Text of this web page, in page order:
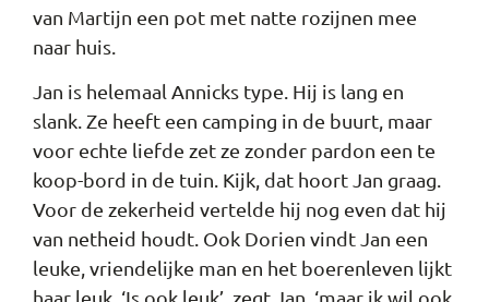
van Martijn een pot met natte rozijnen mee
naar huis.
Jan is helemaal Annicks type. Hij is lang en
slank. Ze heeft een camping in de buurt, maar
voor echte liefde zet ze zonder pardon een te
koop-bord in de tuin. Kijk, dat hoort Jan graag.
Voor de zekerheid vertelde hij nog even dat hij
van netheid houdt. Ook Dorien vindt Jan een
leuke, vriendelijke man en het boerenleven lijkt
haar leuk. ‘Is ook leuk’, zegt Jan, ‘maar ik wil ook